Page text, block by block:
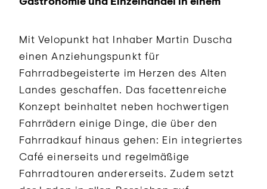
Mit Velopunkt hat Inhaber Martin Duscha
einen Anziehungspunkt für
Fahrradbegeisterte im Herzen des Alten
Landes geschaffen. Das facettenreiche
Konzept beinhaltet neben hochwertigen
Fahrrädern einige Dinge, die über den
Fahrradkauf hinaus gehen: Ein integriertes
Café einerseits und regelmäßige
Fahrradtouren andererseits. Zudem setzt